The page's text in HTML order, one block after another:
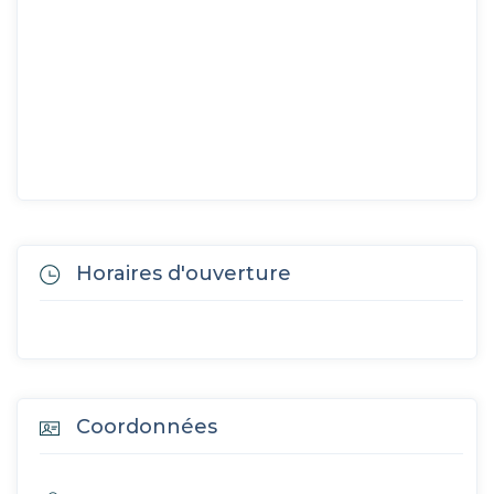
Horaires d'ouverture
Coordonnées